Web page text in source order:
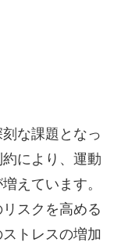
な課題となっ
により、運動
えています。
スクを高める
トレスの増加